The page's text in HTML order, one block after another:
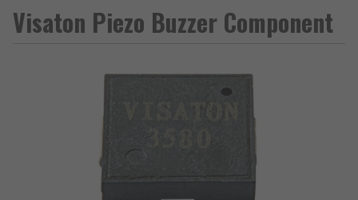
Visaton Piezo Buzzer Component